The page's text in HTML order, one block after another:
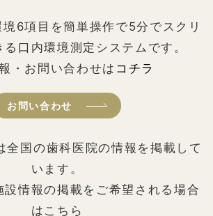
6項目を簡単操作で5分でスクリ
口内環境測定システムです。
・お問い合わせは コチラ
お問い合わせ
国の歯科医院の情報を掲載して
います。
設情報の掲載をご希望される場合
はこちら